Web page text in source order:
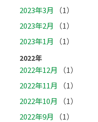
2023年3月
（1）
2023年2月
（1）
2023年1月
（1）
2022年
2022年12月
（1）
2022年11月
（1）
2022年10月
（1）
2022年9月
（1）